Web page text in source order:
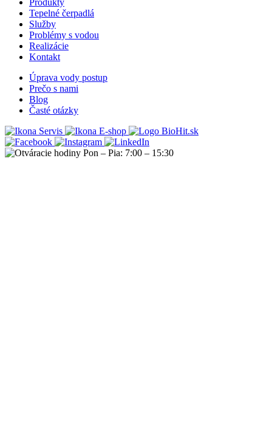
Produkty
Tepelné čerpadlá
Služby
Problémy s vodou
Realizácie
Kontakt
Úprava vody postup
Prečo s nami
Blog
Časté otázky
Servis
E-shop
Pon – Pia: 7:00 – 15:30